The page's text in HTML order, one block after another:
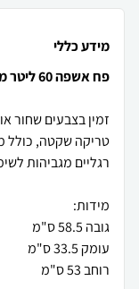
מידע כללי
פח אשפה 60 ליטר מעוצב על רגליים דגם פרימיום- בצבע לבן
רוחב 53 ס"מ